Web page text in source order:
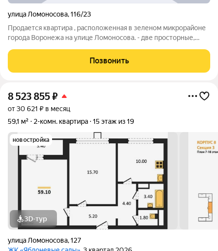
улица Ломоносова,116/23
Продается квартира , расположенная в зеленом микрорайоне
города Воронежа на улице Ломоносова. - две просторные,
лоджия из кухни. - отличная локация, рядом Мега-школа.
-социальный узел :
Позвонить
8 523 855₽
от 30 621 ₽ в месяц
59,1 м²
2-комн. квартира 15 этаж из 19
новостройка
3D-тур
улица Ломоносова,127